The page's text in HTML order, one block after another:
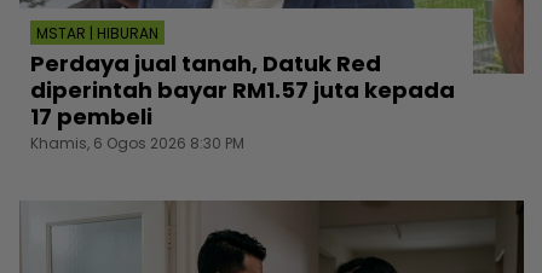
MSTAR | HIBURAN
Perdaya jual tanah, Datuk Red
diperintah bayar RM1.57 juta kepada
17 pembeli
Khamis, 6 Ogos 2026 8:30 PM